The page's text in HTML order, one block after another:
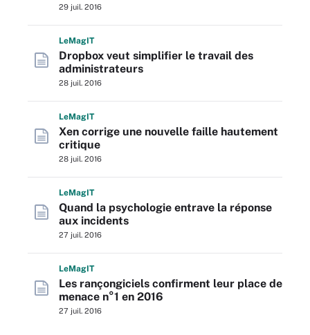
29 juil. 2016
LeMagIT
Dropbox veut simplifier le travail des
administrateurs
28 juil. 2016
LeMagIT
Xen corrige une nouvelle faille hautement
critique
28 juil. 2016
LeMagIT
Quand la psychologie entrave la réponse
aux incidents
27 juil. 2016
LeMagIT
Les rançongiciels confirment leur place de
menace n°1 en 2016
27 juil. 2016